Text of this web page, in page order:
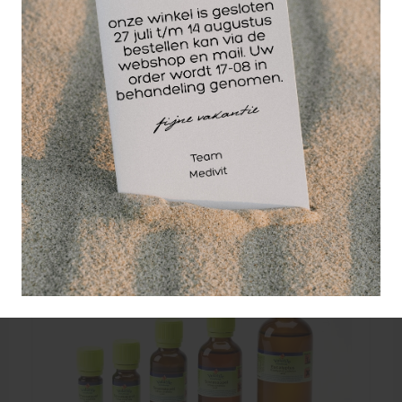
– Lees voordat u de apparaten gebruikt zorgvuldig
de hieronder beschreven voorzorgsmaatregelen.
Controleer altijd of u de apparaten correct hanteert.
Wellicht ook interessant